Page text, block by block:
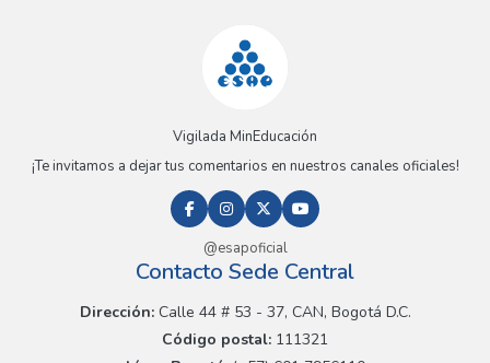
Vigilada MinEducación
¡Te invitamos a dejar tus comentarios en nuestros canales oficiales!
@esapoficial
Contacto Sede Central
Dirección:Calle 44 # 53 - 37, CAN, Bogotá D.C.
Código postal: 111321